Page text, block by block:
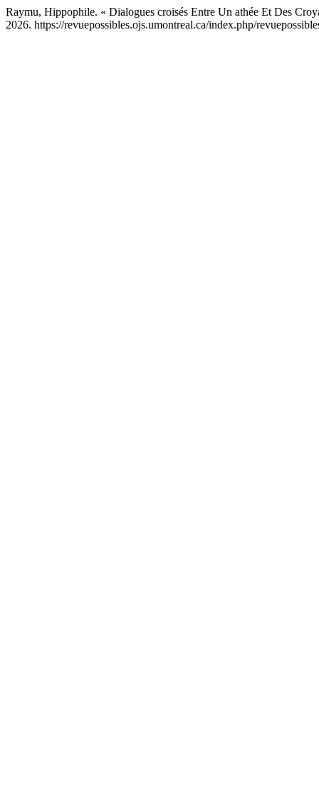
Raymu, Hippophile. « Dialogues croisés Entre Un athée Et Des
2026. https://revuepossibles.ojs.umontreal.ca/index.php/